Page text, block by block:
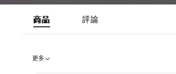
商品 評論
更多